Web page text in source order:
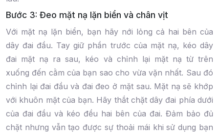
Bước 3: Đeo mặt nạ lặn biển và chân vịt
Với mặt nạ lặn biển, bạn hãy nới lỏng cả hai bên của
dây đai đầu. Tay giữ phần trước của mặt nạ, kéo dây
đai mặt nạ ra sau, kéo và chỉnh lại mặt nạ từ trên
xuống đến cằm của bạn sao cho vừa vặn nhất. Sau đó
chỉnh lại đai đầu và đai đeo ở mặt sau. Mặt nạ sẽ khớp
với khuôn mặt của bạn. Hãy thắt chặt dây đai phía dưới
của đai đầu và kéo đều hai bên của đai. Đảm bảo đủ
chặt nhưng vẫn tạo được sự thoải mái khi sử dụng bạn